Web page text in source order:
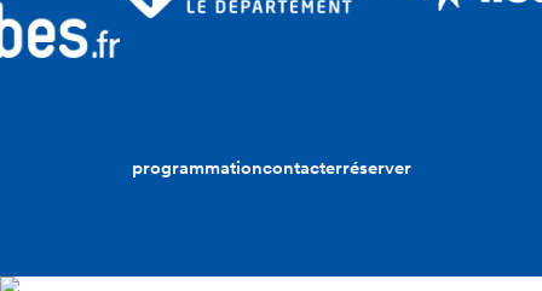
programmationcontacterréserver